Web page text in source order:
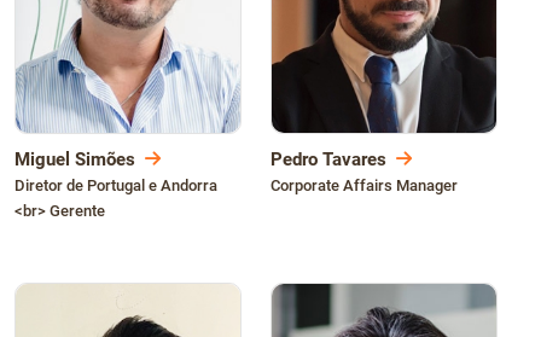
Não Contrabando
Miguel Simões
Diretor de Portugal e Andorra
<br> Gerente
Pedro Tavares
Corporate Affairs Manager